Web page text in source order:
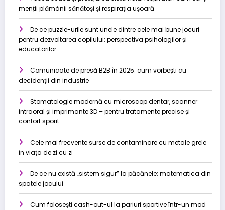
menții plămânii sănătoși și respirația ușoară
De ce puzzle-urile sunt unele dintre cele mai bune jocuri
pentru dezvoltarea copilului: perspectiva psihologilor și
educatorilor
Comunicate de presă B2B în 2025: cum vorbești cu
decidenții din industrie
Stomatologie modernă cu microscop dentar, scanner
intraoral și imprimante 3D – pentru tratamente precise și
confort sporit
Cele mai frecvente surse de contaminare cu metale grele
în viața de zi cu zi
De ce nu există „sistem sigur” la păcănele: matematica din
spatele jocului
Cum folosești cash-out-ul la pariuri sportive într-un mod